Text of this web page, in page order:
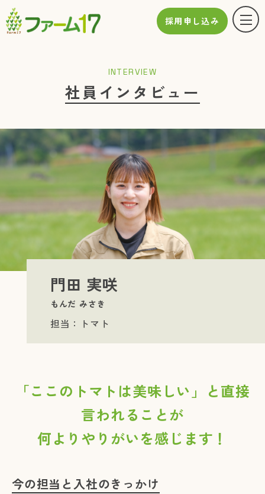
採用申し込み
INTERVIEW
社員インタビュー
門田 実咲
もんだ みさき
担当：トマト
「ここのトマトは美味しい」と直接
言われることが
何よりやりがいを感じます！
今の担当と入社のきっかけ